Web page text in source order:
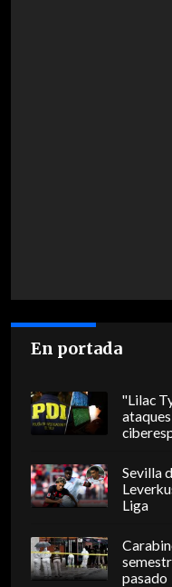
En portada
"Lilac
Sevilla
Liga
pasado